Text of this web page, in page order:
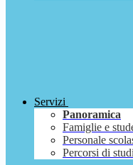
Servizi
Panoramica
Famiglie e
Personale
Percorsi di